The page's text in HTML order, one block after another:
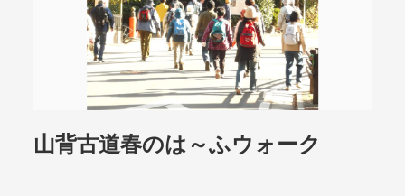
山背古道春のは～ふウォーク